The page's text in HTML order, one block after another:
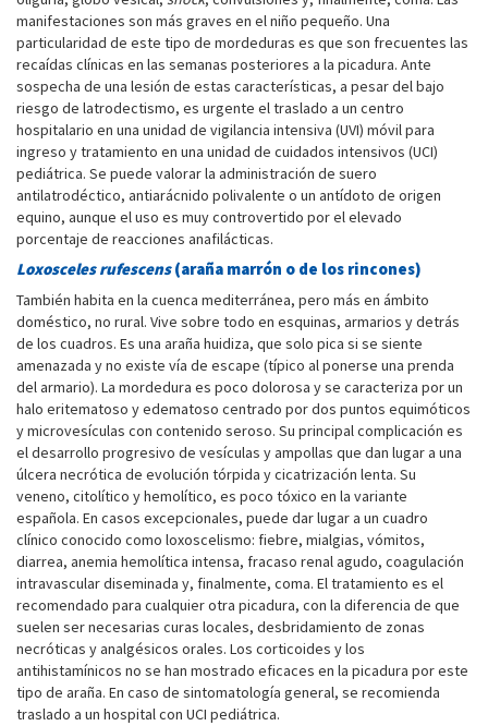
manifestaciones son más graves en el niño pequeño. Una
particularidad de este tipo de mordeduras es que son frecuentes las
recaídas clínicas en las semanas posteriores a la picadura. Ante
sospecha de una lesión de estas características, a pesar del bajo
riesgo de latrodectismo, es urgente el traslado a un centro
hospitalario en una unidad de vigilancia intensiva (UVI) móvil para
ingreso y tratamiento en una unidad de cuidados intensivos (UCI)
pediátrica. Se puede valorar la administración de suero
antilatrodéctico, antiarácnido polivalente o un antídoto de origen
equino, aunque el uso es muy controvertido por el elevado
porcentaje de reacciones anafilácticas.
Loxosceles rufescens(araña marrón o de los rincones)
También habita en la cuenca mediterránea, pero más en ámbito
doméstico, no rural. Vive sobre todo en esquinas, armarios y detrás
de los cuadros. Es una araña huidiza, que solo pica si se siente
amenazada y no existe vía de escape (típico al ponerse una prenda
del armario). La mordedura es poco dolorosa y se caracteriza por un
halo eritematoso y edematoso centrado por dos puntos equimóticos
y microvesículas con contenido seroso. Su principal complicación es
el desarrollo progresivo de vesículas y ampollas que dan lugar a una
úlcera necrótica de evolución tórpida y cicatrización lenta. Su
veneno, citolítico y hemolítico, es poco tóxico en la variante
española. En casos excepcionales, puede dar lugar a un cuadro
clínico conocido como loxoscelismo: fiebre, mialgias, vómitos,
diarrea, anemia hemolítica intensa, fracaso renal agudo, coagulación
intravascular diseminada y, finalmente, coma. El tratamiento es el
recomendado para cualquier otra picadura, con la diferencia de que
suelen ser necesarias curas locales, desbridamiento de zonas
necróticas y analgésicos orales. Los corticoides y los
antihistamínicos no se han mostrado eficaces en la picadura por este
tipo de araña. En caso de sintomatología general, se recomienda
traslado a un hospital con UCI pediátrica.